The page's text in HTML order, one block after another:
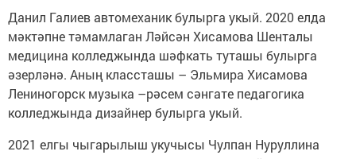
Данил Галиев автомеханик булырга укый. 2020 елда
мәктәпне тәмамлаган Ләйсән Хисамова Шенталы
медицина колледжында шәфкать туташы булырга
әзерләнә. Аның классташы – Эльмира Хисамова
Лениногорск музыка –рәсем сәнгате педагогика
колледжында дизайнер булырга укый.
2021 елгы чыгарылыш укучысы Чулпан Нуруллина